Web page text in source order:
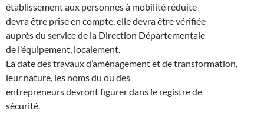
établissement aux personnes à mobilité réduite
devra être prise en compte, elle devra être vérifiée
auprès du service de la Direction Départementale
de l’équipement, localement.
La date des travaux d’aménagement et de transformation,
leur nature, les noms du ou des
entrepreneurs devront figurer dans le registre de
sécurité.